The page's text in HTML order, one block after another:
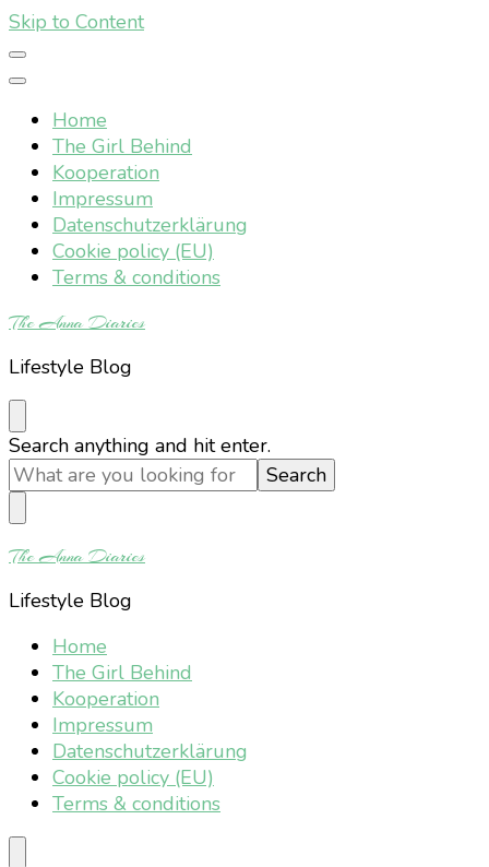
Skip to Content
Home
The Girl Behind
Kooperation
Impressum
Datenschutzerklärung
Cookie policy (EU)
Terms & conditions
The Anna Diaries
Lifestyle Blog
Looking
for
Something?
Search anything and hit enter.
The Anna Diaries
Lifestyle Blog
Home
The Girl Behind
Kooperation
Impressum
Datenschutzerklärung
Cookie policy (EU)
Terms & conditions